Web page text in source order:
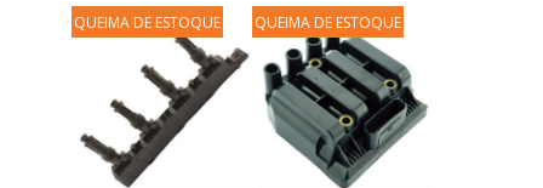
QUEIMA DE ESTOQUE QUEIMA DE ESTOQUE